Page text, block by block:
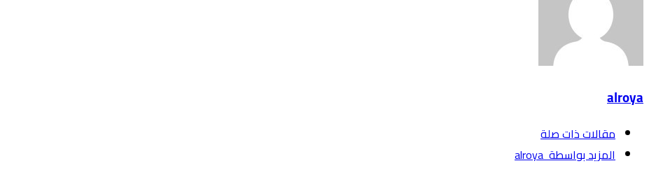
alroya
‫مقالات ذات صلة‬
‫‫المزيد بواسطة‬ ‬ alroya